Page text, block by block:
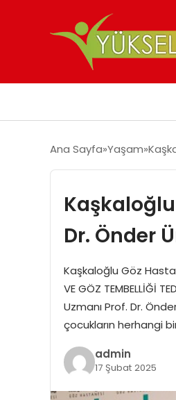
Ana Sayfa Yaşam
Kaşkaloğlu
Dr. Önder
Kaşkaloğlu Göz
VE GÖZ TEMBELLİĞİ
Uzmanı Prof. Dr.
çocukların herhangi
admin
17 Şubat 2025